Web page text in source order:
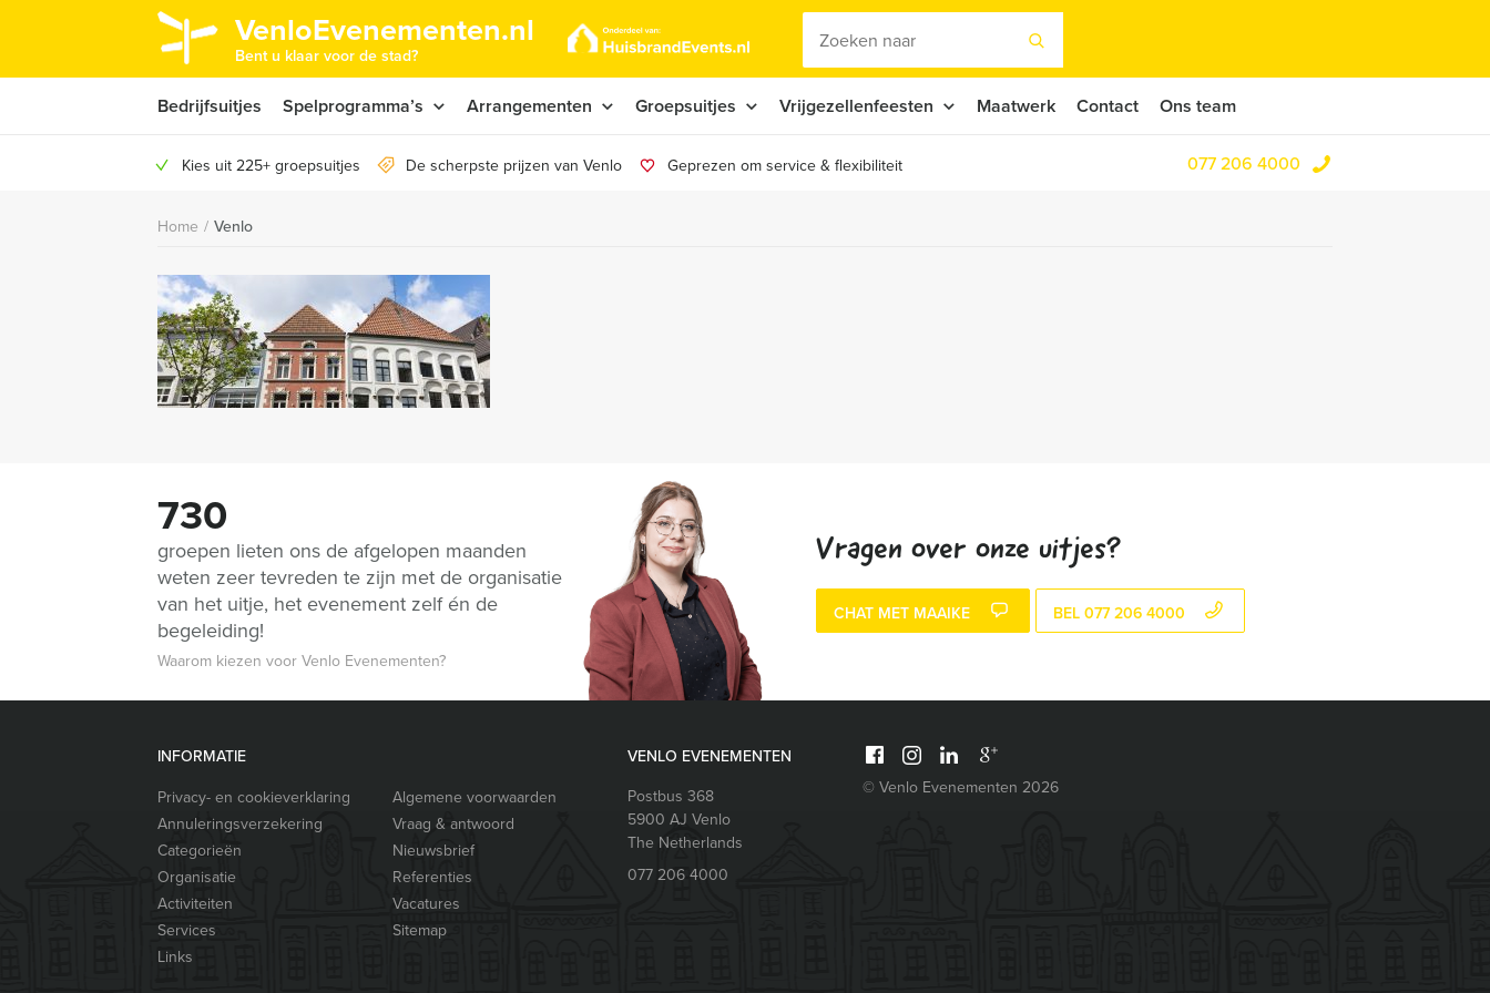
VenloEvenementen.nl
Bent u klaar voor de stad?
Bedrijfsuitjes Spelprogramma’s Arrangementen Groepsuitjes Vrijgezellenfeesten Maatwerk Contact Ons team
Kies uit 225+ groepsuitjes De scherpste prijzen van Venlo Geprezen om service & flexibiliteit 077 206 4000
Home / Venlo
730
groepen lieten ons de afgelopen maanden
weten zeer tevreden te zijn met de organisatie
van het uitje, het evenement zelf én de
begeleiding!
Waarom kiezen voor Venlo Evenementen?
Vragen over onze uitjes?
CHAT MET MAAIKE BEL 077 206 4000
INFORMATIE
Privacy- en cookieverklaring
Algemene voorwaarden
Annuleringsverzekering
Vraag & antwoord
Categorieën
Nieuwsbrief
Organisatie
Referenties
Activiteiten
Vacatures
Services
Sitemap
Links
VENLO EVENEMENTEN
Postbus 368
5900 AJ Venlo
The Netherlands
077 206 4000
© Venlo Evenementen 2026